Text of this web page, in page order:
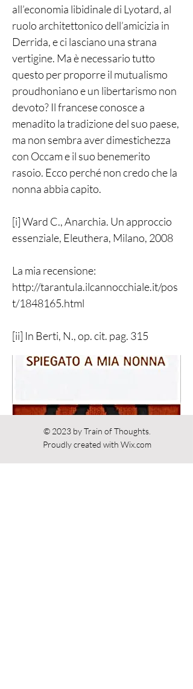
all’economia libidinale di Lyotard, al
ruolo architettonico dell’amicizia in
Derrida, e ci lasciano una strana
vertigine. Ma è necessario tutto
questo per proporre il mutualismo
proudhoniano e un libertarismo non
devoto? Il francese conosce a
menadito la tradizione del suo paese,
ma non sembra aver dimestichezza
con Occam e il suo benemerito
rasoio. Ecco perché non credo che la
nonna abbia capito.
[i] Ward C., Anarchia. Un approccio
essenziale, Eleuthera, Milano, 2008
La mia recensione:
http://tarantula.ilcannocchiale.it/pos
t/1848165.html
[ii] In Berti, N., op. cit. pag. 315
© 2023 by Train of Thoughts.
Proudly created with Wix.com